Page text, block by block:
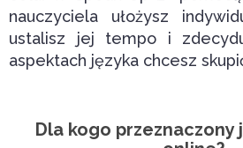
nauczyciela ułożysz
ustalisz jej tempo i
aspektach języka chcesz
Dla kogo przeznaczony